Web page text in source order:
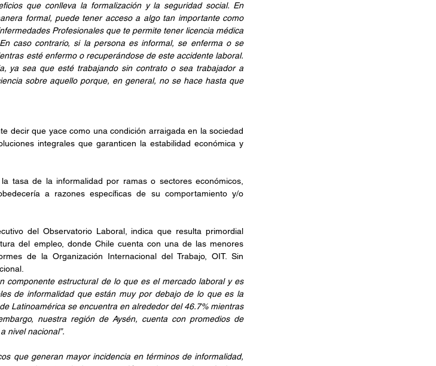
que conlleva la formalización y la seguridad social. En
formal, puede tener acceso a algo tan importante como
Profesionales que te permite tener licencia médica
caso contrario, si la persona es informal, se enferma o se
esté enfermo o recuperándose de este accidente laboral.
ya sea que esté trabajando sin contrato o sea trabajador a
sobre aquello porque, en general, no se hace hasta que
decir que yace como una condición arraigada en la sociedad
integrales que garanticen la estabilidad económica y
tasa de la informalidad por ramas o sectores económicos,
a razones específicas de su comportamiento y/o
del Observatorio Laboral, indica que resulta primordial
del empleo, donde Chile cuenta con una de las menores
de la Organización Internacional del Trabajo, OIT. Sin
componente estructural de lo que es el mercado laboral y es
de informalidad que están muy por debajo de lo que es la
Latinoamérica se encuentra en alrededor del 46.7% mientras
nuestra región de Aysén, cuenta con promedios de
nivel nacional”.
que generan mayor incidencia en términos de informalidad,